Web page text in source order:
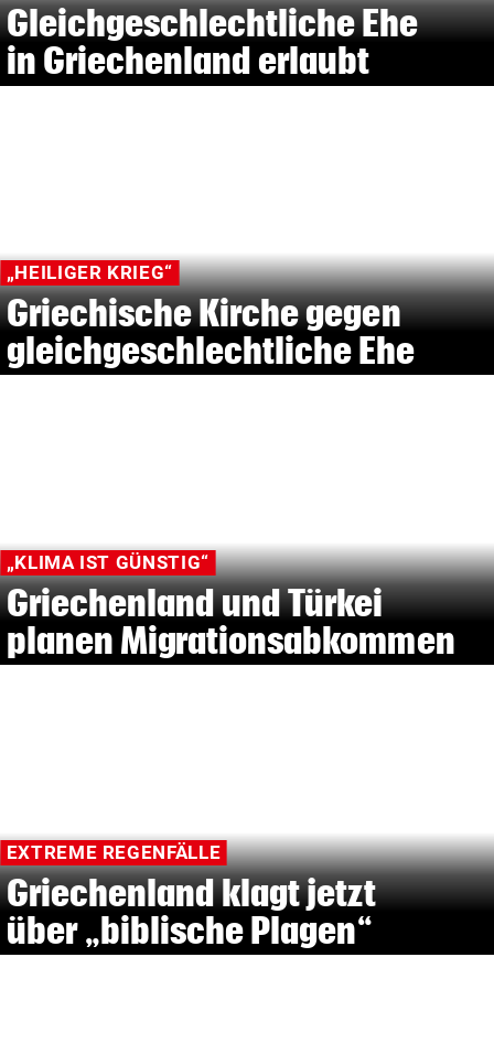
Gleichgeschlechtliche Ehe
in Griechenland erlaubt
„HEILIGER KRIEG“
Griechische Kirche gegen
gleichgeschlechtliche Ehe
„KLIMA IST GÜNSTIG“
Griechenland und Türkei
planen Migrationsabkommen
EXTREME REGENFÄLLE
Griechenland klagt jetzt
über „biblische Plagen“